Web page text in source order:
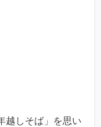
越しそば」を思い